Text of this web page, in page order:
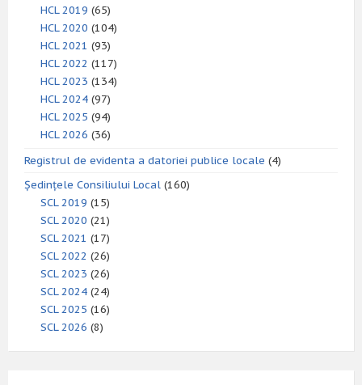
HCL 2019 (65)
HCL 2020 (104)
HCL 2021 (93)
HCL 2022 (117)
HCL 2023 (134)
HCL 2024 (97)
HCL 2025 (94)
HCL 2026 (36)
Registrul de evidenta a datoriei publice locale (4)
Ședințele Consiliului Local (160)
SCL 2019 (15)
SCL 2020 (21)
SCL 2021 (17)
SCL 2022 (26)
SCL 2023 (26)
SCL 2024 (24)
SCL 2025 (16)
SCL 2026 (8)